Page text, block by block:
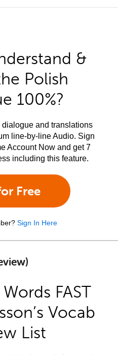
&
Polish
100%?
and translations
line-by-line Audio. Sign
Account Now and get 7
including this feature.
Free
Sign In Here
FAST
Vocab
List